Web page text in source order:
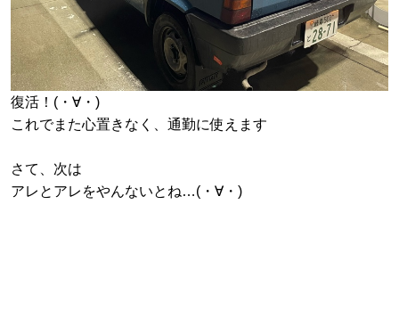
復活！(・∀・)
これでまた心置きなく、通勤に使えます
さて、次は
アレとアレをやんないとね…(・∀・)